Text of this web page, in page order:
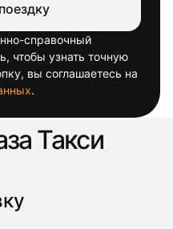
справочный
чтобы узнать точную
вы соглашаетесь на
.
Такси